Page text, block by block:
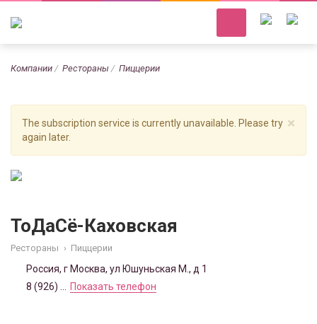
Компании Рестораны Пиццерии
×
The subscription service is currently unavailable. Please try
again later.
ТоДаСё-Каховская
Рестораны › Пиццерии
Россия, г Москва, ул Юшуньская М., д 1
8 (926) ...
Показать телефон